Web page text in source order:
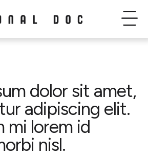
dolor sit amet,
adipiscing elit.
mi lorem id
nisl.